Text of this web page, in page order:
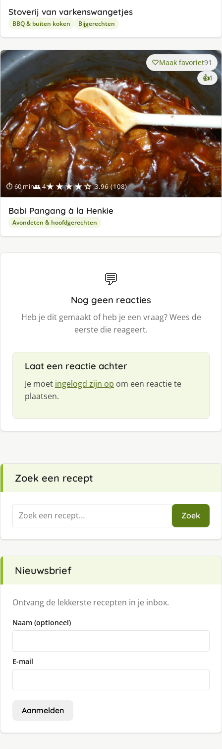
Stoverij van varkenswangetjes
BBQ & buiten koken Bijgerechten
⏱ 60 min👥 4★★★★☆ 3.96 (108)
Maak favoriet91
👍1
Babi Pangang à la Henkie
Avondeten & hoofdgerechten
💬
Nog geen reacties
Heb je dit gemaakt of heb je een vraag? Wees de
eerste die reageert.
Laat een reactie achter
Je moet ingelogd zijn op om een reactie te
plaatsen.
Zoek een recept
Zoeken
naar:
Zoek
Nieuwsbrief
Ontvang de lekkerste recepten in je inbox.
Naam (optioneel)
E-mail
Aanmelden